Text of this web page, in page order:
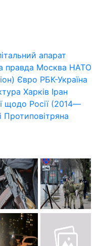
апарат
правда Москва НАТО
Євро РБК-Україна
Харків Іран
щодо Росії (2014—
Протиповітряна